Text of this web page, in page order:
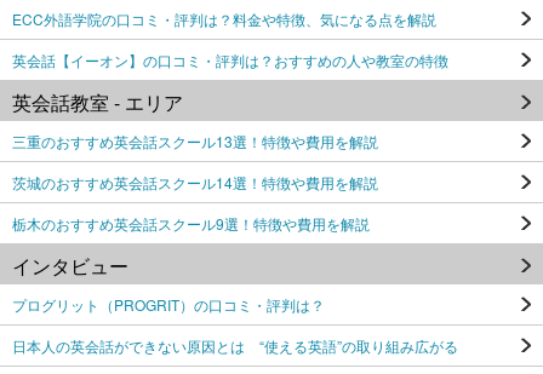
ECC外語学院の口コミ・評判は？料金や特徴、気になる点を解説
英会話【イーオン】の口コミ・評判は？おすすめの人や教室の特徴
英会話教室 - エリア
三重のおすすめ英会話スクール13選！特徴や費用を解説
茨城のおすすめ英会話スクール14選！特徴や費用を解説
栃木のおすすめ英会話スクール9選！特徴や費用を解説
インタビュー
プログリット（PROGRIT）の口コミ・評判は？
日本人の英会話ができない原因とは “使える英語”の取り組み広がる